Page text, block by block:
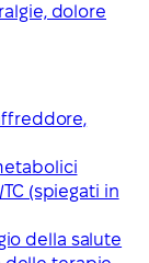
dolore
(spiegati in
della salute